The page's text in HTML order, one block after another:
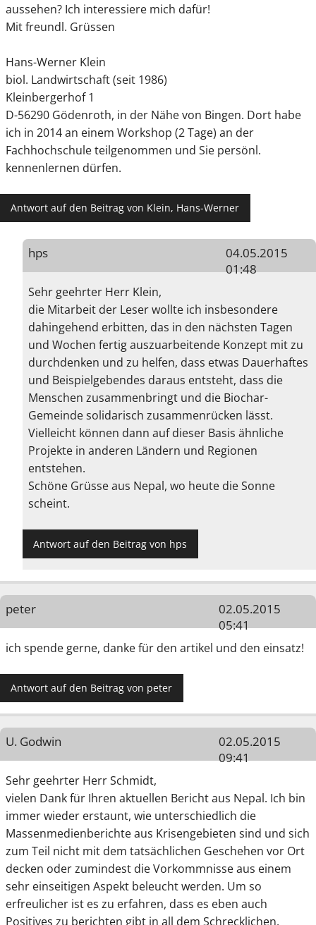
aussehen? Ich interessiere mich dafür!
Mit freundl. Grüssen
Hans-Werner Klein
biol. Landwirtschaft (seit 1986)
Kleinbergerhof 1
D-56290 Gödenroth, in der Nähe von Bingen. Dort habe
ich in 2014 an einem Workshop (2 Tage) an der
Fachhochschule teilgenommen und Sie persönl.
kennenlernen dürfen.
Antwort auf den Beitrag von Klein, Hans-Werner
hps
04.05.2015
01:48
Sehr geehrter Herr Klein,
die Mitarbeit der Leser wollte ich insbesondere
dahingehend erbitten, das in den nächsten Tagen
und Wochen fertig auszuarbeitende Konzept mit zu
durchdenken und zu helfen, dass etwas Dauerhaftes
und Beispielgebendes daraus entsteht, dass die
Menschen zusammenbringt und die Biochar-
Gemeinde solidarisch zusammenrücken lässt.
Vielleicht können dann auf dieser Basis ähnliche
Projekte in anderen Ländern und Regionen
entstehen.
Schöne Grüsse aus Nepal, wo heute die Sonne
scheint.
Antwort auf den Beitrag von hps
peter
02.05.2015
05:41
ich spende gerne, danke für den artikel und den einsatz!
Antwort auf den Beitrag von peter
U. Godwin
02.05.2015
09:41
Sehr geehrter Herr Schmidt,
vielen Dank für Ihren aktuellen Bericht aus Nepal. Ich bin
immer wieder erstaunt, wie unterschiedlich die
Massenmedienberichte aus Krisengebieten sind und sich
zum Teil nicht mit dem tatsächlichen Geschehen vor Ort
decken oder zumindest die Vorkommnisse aus einem
sehr einseitigen Aspekt beleucht werden. Um so
erfreulicher ist es zu erfahren, dass es eben auch
Positives zu berichten gibt in all dem Schrecklichen.